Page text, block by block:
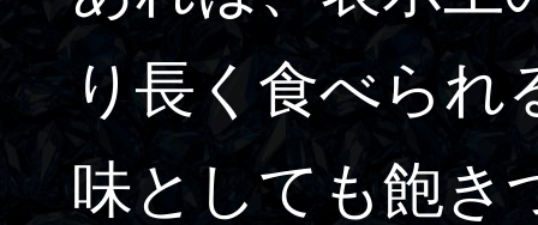
り長く食べられ
味としても飽き